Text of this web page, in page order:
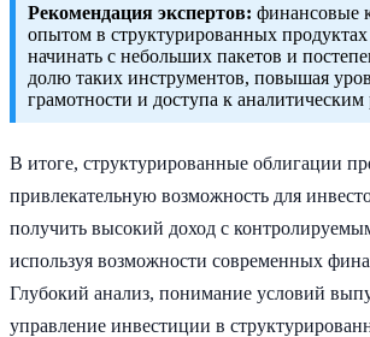
Рекомендация экспертов: финансовые
опытом в структурированных
начинать с небольших пакетов и
долю таких инструментов, повышая
грамотности и доступа к аналитическим
В итоге, структурированные облигации
привлекательную возможность для
получить высокий доход с
используя возможности современных
Глубокий анализ, понимание условий
управление инвестиции в